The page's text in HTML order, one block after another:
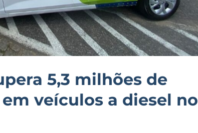
5,3 milhões de
veículos a diesel no